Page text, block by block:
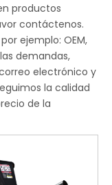
productos
contáctenos.
ejemplo: OEM,
demandas,
electrónico y
la calidad
de la